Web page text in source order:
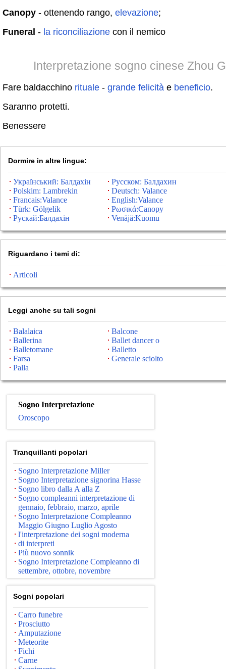
Canopy - ottenendo rango, elevazione;
Funeral - la riconciliazione con il nemico
Interpretazione sogno cinese Zhou
Fare baldacchino rituale - grande felicità e beneficio.
Saranno protetti.
Benessere
Dormire in altre lingue:
Український: Балдахін
Русском: Балдахин
Polskim: Lambrekin
Deutsch: Valance
Francais:Valance
English:Valance
Türk: Gölgelik
Ρωσικά:Canopy
Рускай:Балдахін
Venäjä:Kuomu
Riguardano i temi di:
Articoli
Leggi anche su tali sogni
Balalaica
Balcone
Ballerina
Ballet dancer o
Balletomane
Balletto
Farsa
Generale sciolto
Palla
Sogno Interpretazione
Oroscopo
Tranquillanti popolari
Sogno Interpretazione Miller
Sogno Interpretazione signorina Hasse
Sogno libro dalla A alla Z
Sogno compleanni interpretazione di
gennaio, febbraio, marzo, aprile
Sogno Interpretazione Compleanno
Maggio Giugno Luglio Agosto
l'interpretazione dei sogni moderna
di interpreti
Più nuovo sonnik
Sogno Interpretazione Compleanno di
settembre, ottobre, novembre
Sogni popolari
Carro funebre
Prosciutto
Amputazione
Meteorite
Fichi
Carne